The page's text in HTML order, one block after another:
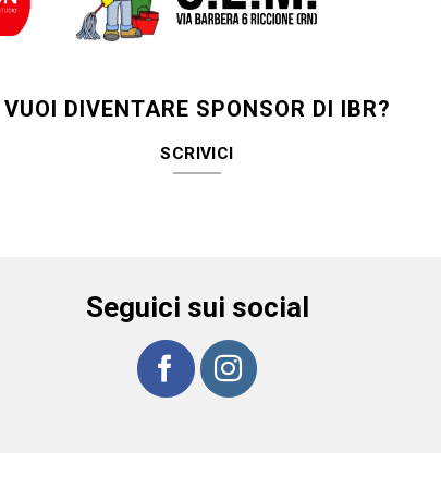
VUOI DIVENTARE SPONSOR DI IBR?
SCRIVICI
Seguici sui social